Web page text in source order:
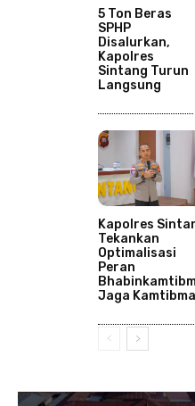
5 Ton Beras
SPHP
Disalurkan,
Kapolres
Sintang Turun
Langsung
Kapolres
Tekankan
Optimalisasi
Peran
Jaga